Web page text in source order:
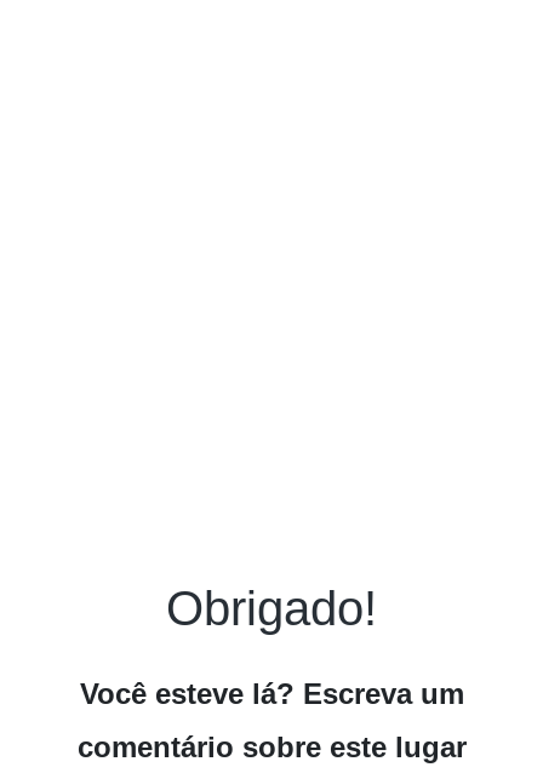
Obrigado!
Você esteve lá? Escreva um
comentário sobre este lugar